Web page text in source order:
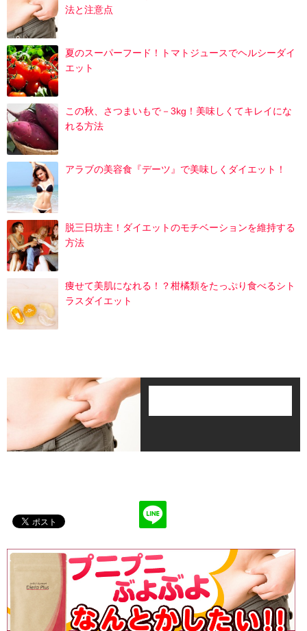
法と注意点
夏のスーパーフード！トマトジュースでヘルシーダイ
エット
この秋、さつまいもで－3kg！美味しくてキレイにな
れる方法
アラブの美容食『デーツ』で美味しくダイエット！
脱三日坊主！ダイエットのモチベーションを維持する
方法
痩せて美肌になれる！？柑橘類をたっぷり食べるシト
ラスダイエット